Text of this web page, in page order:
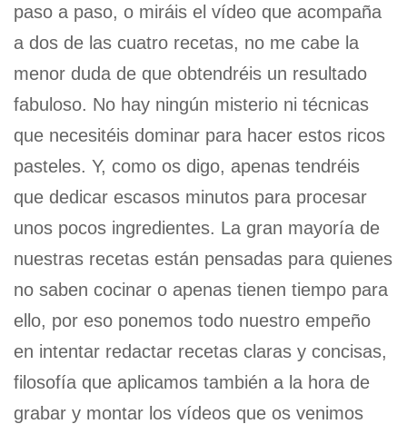
paso a paso, o miráis el vídeo que acompaña
a dos de las cuatro recetas, no me cabe la
menor duda de que obtendréis un resultado
fabuloso. No hay ningún misterio ni técnicas
que necesitéis dominar para hacer estos ricos
pasteles. Y, como os digo, apenas tendréis
que dedicar escasos minutos para procesar
unos pocos ingredientes. La gran mayoría de
nuestras recetas están pensadas para quienes
no saben cocinar o apenas tienen tiempo para
ello, por eso ponemos todo nuestro empeño
en intentar redactar recetas claras y concisas,
filosofía que aplicamos también a la hora de
grabar y montar los vídeos que os venimos